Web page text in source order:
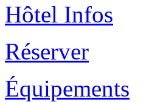
Hôtel Infos
Réserver
Équipements